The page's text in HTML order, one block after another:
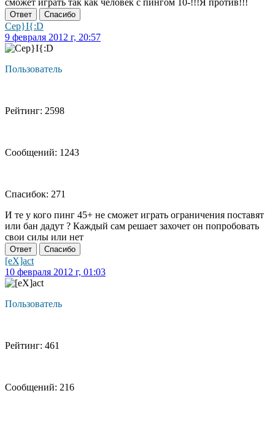
сможет играть так как человек с пингом 10-!!!Я против!!!
Ответ Спасибо
Cep}I{:D
9 февраля 2012 г, 20:57
Пользователь
Рейтинг: 2598
Сообщений: 1243
Спасибок: 271
И те у кого пинг 45+ не сможет играть ограничения поставят
или бан дадут ? Каждый сам решает захочет он попробовать
свои силы или нет
Ответ Спасибо
[eX]act
10 февраля 2012 г, 01:03
Пользователь
Рейтинг: 461
Сообщений: 216